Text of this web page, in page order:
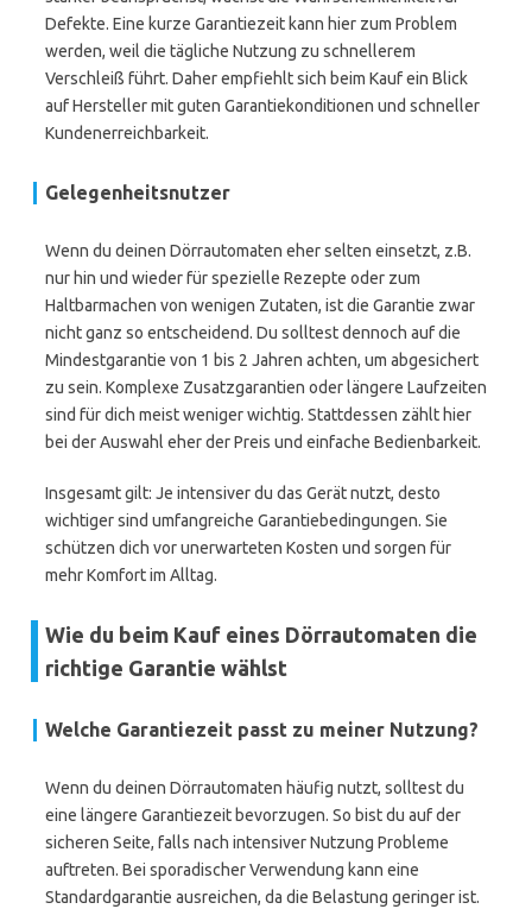
Defekte. Eine kurze Garantiezeit kann hier zum Problem
werden, weil die tägliche Nutzung zu schnellerem
Verschleiß führt. Daher empfiehlt sich beim Kauf ein Blick
auf Hersteller mit guten Garantiekonditionen und schneller
Kundenerreichbarkeit.
Gelegenheitsnutzer
Wenn du deinen Dörrautomaten eher selten einsetzt, z.B.
nur hin und wieder für spezielle Rezepte oder zum
Haltbarmachen von wenigen Zutaten, ist die Garantie zwar
nicht ganz so entscheidend. Du solltest dennoch auf die
Mindestgarantie von 1 bis 2 Jahren achten, um abgesichert
zu sein. Komplexe Zusatzgarantien oder längere Laufzeiten
sind für dich meist weniger wichtig. Stattdessen zählt hier
bei der Auswahl eher der Preis und einfache Bedienbarkeit.
Insgesamt gilt: Je intensiver du das Gerät nutzt, desto
wichtiger sind umfangreiche Garantiebedingungen. Sie
schützen dich vor unerwarteten Kosten und sorgen für
mehr Komfort im Alltag.
Wie du beim Kauf eines Dörrautomaten die
richtige Garantie wählst
Welche Garantiezeit passt zu meiner Nutzung?
Wenn du deinen Dörrautomaten häufig nutzt, solltest du
eine längere Garantiezeit bevorzugen. So bist du auf der
sicheren Seite, falls nach intensiver Nutzung Probleme
auftreten. Bei sporadischer Verwendung kann eine
Standardgarantie ausreichen, da die Belastung geringer ist.